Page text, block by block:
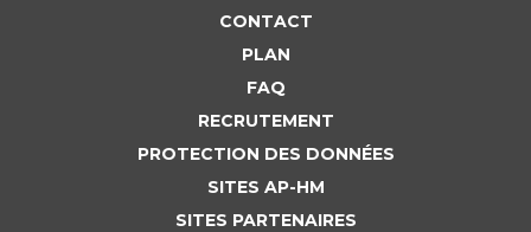
CONTACT
PLAN
FAQ
RECRUTEMENT
PROTECTION DES DONNÉES
SITES AP-HM
SITES PARTENAIRES